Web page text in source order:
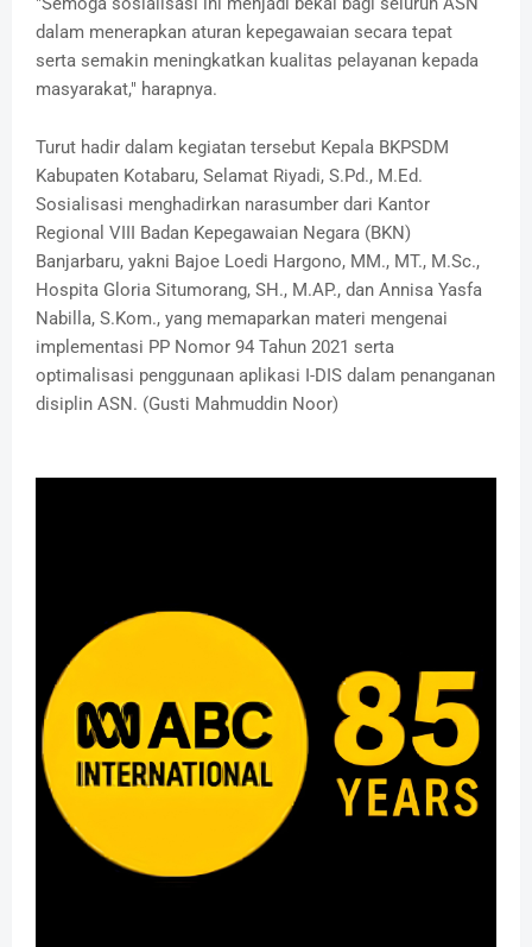
dalam menerapkan aturan kepegawaian secara tepat
serta semakin meningkatkan kualitas pelayanan kepada
masyarakat," harapnya.
Turut hadir dalam kegiatan tersebut Kepala BKPSDM
Kabupaten Kotabaru, Selamat Riyadi, S.Pd., M.Ed.
Sosialisasi menghadirkan narasumber dari Kantor
Regional VIII Badan Kepegawaian Negara (BKN)
Banjarbaru, yakni Bajoe Loedi Hargono, MM., MT., M.Sc.,
Hospita Gloria Situmorang, SH., M.AP., dan Annisa Yasfa
Nabilla, S.Kom., yang memaparkan materi mengenai
implementasi PP Nomor 94 Tahun 2021 serta
optimalisasi penggunaan aplikasi I-DIS dalam penanganan
disiplin ASN. (Gusti Mahmuddin Noor)